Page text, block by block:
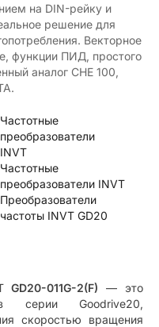
на DIN-рейку и
решение для
Векторное
функции ПИД, простого
аналог CHE 100,
Частотные
преобразователи
INVT
Частотные
преобразователи INVT
Преобразователи
частоты INVT GD20
GD20-011G-2(F) — это
серии Goodrive20,
скоростью вращения